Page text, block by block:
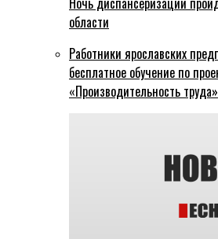
области
Работники ярославских
бесплатное обучение по
«Производительность труда»